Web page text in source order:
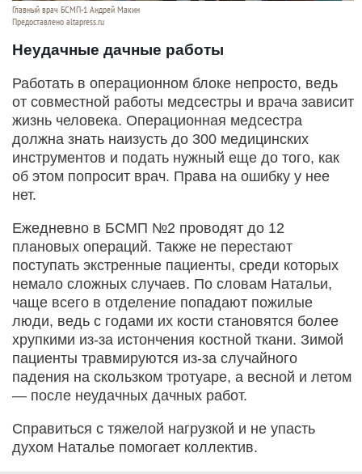
Главный врач БСМП-1 Андрей Макин
Предоставлено altapress.ru
Неудачные дачные работы
Работать в операционном блоке непросто, ведь
от совместной работы медсестры и врача зависит
жизнь человека. Операционная медсестра
должна знать наизусть до 300 медицинских
инструментов и подать нужный еще до того, как
об этом попросит врач. Права на ошибку у нее
нет.
Ежедневно в БСМП №2 проводят до 12
плановых операций. Также не перестают
поступать экстренные пациенты, среди которых
немало сложных случаев. По словам Натальи,
чаще всего в отделение попадают пожилые
люди, ведь с годами их кости становятся более
хрупкими из-за истончения костной ткани. Зимой
пациенты травмируются из-за случайного
падения на скользком тротуаре, а весной и летом
— после неудачных дачных работ.
Справиться с тяжелой нагрузкой и не упасть
духом Наталье помогает коллектив.